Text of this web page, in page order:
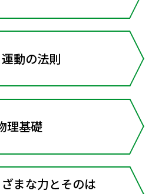
動の法則
理基礎
まな力とそのは